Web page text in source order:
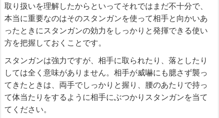
取り扱いを理解したからといってそれではまだ不十分で、
本当に重要なのはそのスタンガンを使って相手と向かいあ
ったときにスタンガンの効力をしっかりと発揮できる使い
方を把握しておくことです。
スタンガンは強力ですが、相手に取られたり、落としたり
しては全く意味がありません。相手が威嚇にも臆さず襲っ
てきたときは、両手でしっかりと握り、腰のあたりで持っ
て体当たりをするように相手にぶつかりスタンガンを当て
てください。